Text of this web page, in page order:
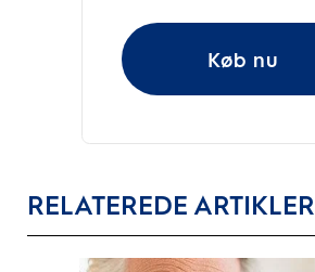
Køb nu
RELATEREDE ARTIKLER